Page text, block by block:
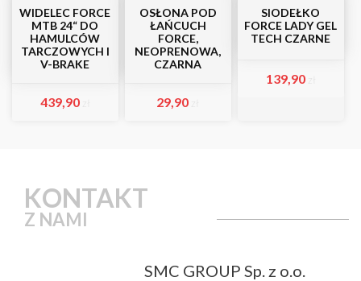
WIDELEC FORCE
MTB 24“ DO
HAMULCÓW
TARCZOWYCH I
V-BRAKE
439,90
OSŁONA POD
ŁAŃCUCH
FORCE,
NEOPRENOWA,
CZARNA
29,90
SIODEŁKO
FORCE LADY GEL
TECH CZARNE
139,90
KONTAKT
Z NAMI
SMC GROUP Sp. z o.o.